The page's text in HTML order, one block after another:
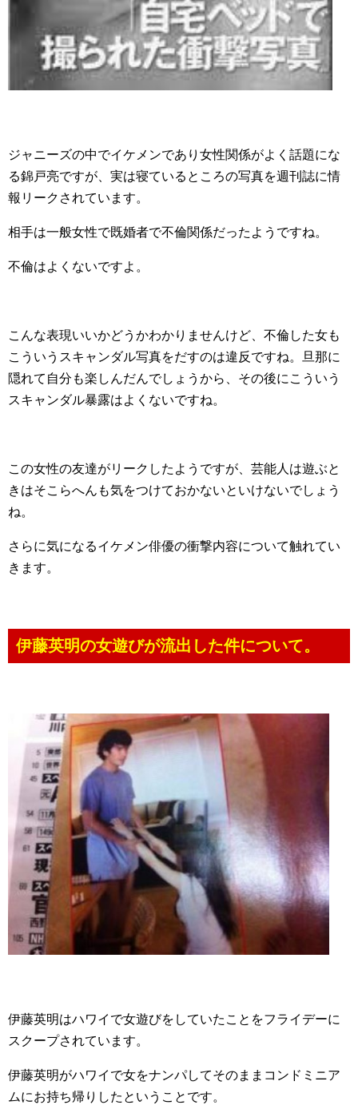
ジャニーズの中でイケメンであり女性関係がよく話題にな
る錦戸亮ですが、実は寝ているところの写真を週刊誌に情
報リークされています。
相手は一般女性で既婚者で不倫関係だったようですね。
不倫はよくないですよ。
こんな表現いいかどうかわかりませんけど、不倫した女も
こういうスキャンダル写真をだすのは違反ですね。旦那に
隠れて自分も楽しんだんでしょうから、その後にこういう
スキャンダル暴露はよくないですね。
この女性の友達がリークしたようですが、芸能人は遊ぶと
きはそこらへんも気をつけておかないといけないでしょう
ね。
さらに気になるイケメン俳優の衝撃内容について触れてい
きます。
伊藤英明の女遊びが流出した件について。
伊藤英明はハワイで女遊びをしていたことをフライデーに
スクープされています。
伊藤英明がハワイで女をナンパしてそのままコンドミニア
ムにお持ち帰りしたということです。